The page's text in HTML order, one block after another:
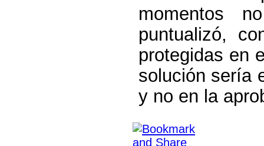
momentos
puntualizó,
protegidas en
solución sería
y no en la